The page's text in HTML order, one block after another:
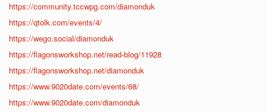
https://community.tccwpg.com/diamonduk
https://qtolk.com/events/4/
https://wego.social/diamonduk
https://flagonsworkshop.net/read-blog/11928
https://flagonsworkshop.net/diamonduk
https://www.9020date.com/events/68/
https://www.9020date.com/diamonduk